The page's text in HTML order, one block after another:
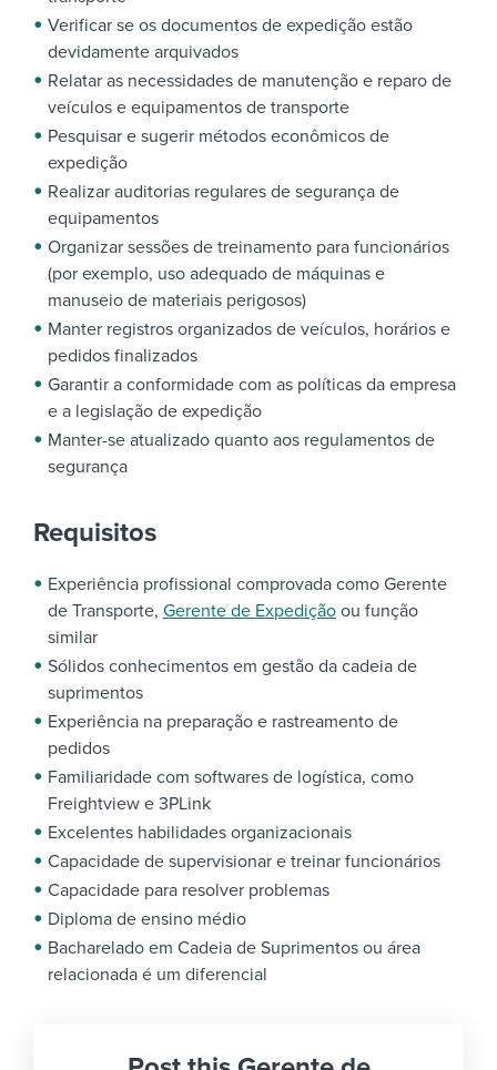
Verificar se os documentos de expedição estão
devidamente arquivados
Relatar as necessidades de manutenção e reparo de
veículos e equipamentos de transporte
Pesquisar e sugerir métodos econômicos de
expedição
Realizar auditorias regulares de segurança de
equipamentos
Organizar sessões de treinamento para funcionários
(por exemplo, uso adequado de máquinas e
manuseio de materiais perigosos)
Manter registros organizados de veículos, horários e
pedidos finalizados
Garantir a conformidade com as políticas da empresa
e a legislação de expedição
Manter-se atualizado quanto aos regulamentos de
segurança
Requisitos
Experiência profissional comprovada como Gerente
de Transporte, Gerente de Expedição ou função
similar
Sólidos conhecimentos em gestão da cadeia de
suprimentos
Experiência na preparação e rastreamento de
pedidos
Familiaridade com softwares de logística, como
Freightview e 3PLink
Excelentes habilidades organizacionais
Capacidade de supervisionar e treinar funcionários
Capacidade para resolver problemas
Diploma de ensino médio
Bacharelado em Cadeia de Suprimentos ou área
relacionada é um diferencial